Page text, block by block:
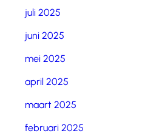
juli 2025
juni 2025
mei 2025
april 2025
maart 2025
februari 2025